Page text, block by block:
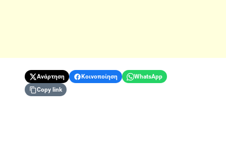
Ανάρτηση Κοινοποίηση
WhatsApp
Copy link